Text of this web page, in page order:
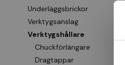
Underläggsbrickor
Verktygsanslag
Verktygshållare
Chuckförlängare
Dragtappar